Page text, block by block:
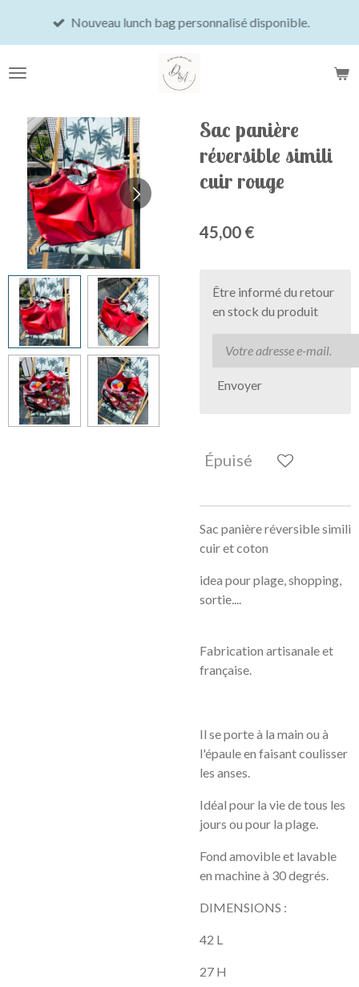
principal
Nouveau lunch bag personnalisé disponible.
Sac panière
réversible simili
cuir rouge
45,00 €
Être informé du retour
en stock du produit
Envoyer
Épuisé
Sac panière réversible simili
cuir et coton
idea pour plage, shopping,
sortie....
Fabrication artisanale et
française.
Il se porte à la main ou à
l'épaule en faisant coulisser
les anses.
Idéal pour la vie de tous les
jours ou pour la plage.
Fond amovible et lavable
en machine à 30 degrés.
DIMENSIONS :
42 L
27 H